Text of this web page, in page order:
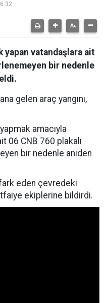
yapan vatandaşlara ait
bir nedenle
gelen araç yangını,
amacıyla
06 CNB 760 plakalı
bir nedenle aniden
eden çevredeki
ekiplerine bildirdi.